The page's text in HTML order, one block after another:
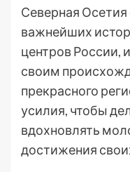
Северная Осетия
важнейших
центров России,
своим
прекрасного
усилия, чтобы
вдохновлять
достижения